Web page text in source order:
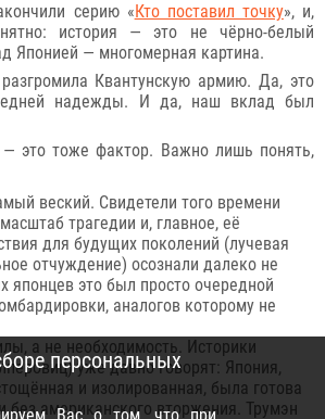
серию «Кто поставил точку», и,
история — это не чёрно-белый
Японией — многомерная картина.
Квантунскую армию. Да, это
надежды. И да, наш вклад был
это тоже фактор. Важно лишь понять,
веский. Свидетели того времени
трагедии и, главное, её
для будущих поколений (лучевая
отчуждение) осознали далеко не
японцев это был просто очередной
аналогов которому не
а не необходимость. Историки
уже давно говорят: Япония,
и изолированная, была готова
без американского вторжения. Трумэн
персональных